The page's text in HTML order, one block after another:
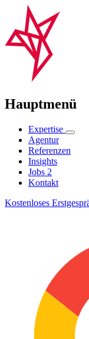
Hauptmenü
Expertise
Agentur
Referenzen
Insights
Jobs 2
Kontakt
Kostenloses